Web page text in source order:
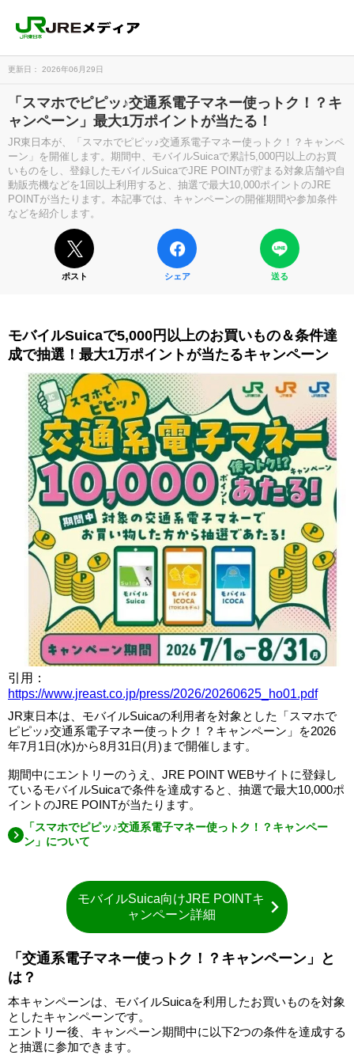
更新日： 2026年06月29日
「スマホでピピッ♪交通系電子マネー使っトク！？キ
ャンペーン」最大1万ポイントが当たる！
JR東日本が、「スマホでピピッ♪交通系電子マネー使っトク！？キャンペ
ーン」を開催します。期間中、モバイルSuicaで累計5,000円以上のお買
いものをし、登録したモバイルSuicaでJRE POINTが貯まる対象店舗や自
動販売機などを1回以上利用すると、抽選で最大10,000ポイントのJRE
POINTが当たります。本記事では、キャンペーンの開催期間や参加条件
などを紹介します。
ポスト シェア 送る
モバイルSuicaで5,000円以上のお買いもの＆条件達
成で抽選！最大1万ポイントが当たるキャンペーン
引用：
https://www.jreast.co.jp/press/2026/20260625_ho01.pdf
JR東日本は、モバイルSuicaの利用者を対象とした「スマホで
ピピッ♪交通系電子マネー使っトク！？キャンペーン」を2026
年7月1日(水)から8月31日(月)まで開催します。
期間中にエントリーのうえ、JRE POINT WEBサイトに登録し
ているモバイルSuicaで条件を達成すると、抽選で最大10,000ポ
イントのJRE POINTが当たります。
「スマホでピピッ♪交通系電子マネー使っトク！？キャンペー
ン」について
モバイルSuica向けJRE POINTキ
ャンペーン詳細
「交通系電子マネー使っトク！？キャンペーン」と
は？
本キャンペーンは、モバイルSuicaを利用したお買いものを対象
としたキャンペーンです。
エントリー後、キャンペーン期間中に以下2つの条件を達成する
と抽選に参加できます。